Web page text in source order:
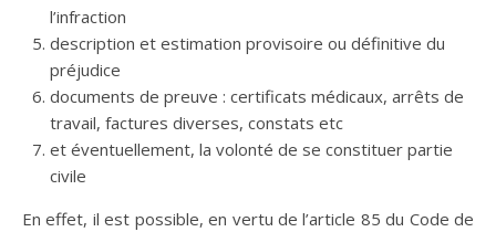
l’infraction
description et estimation provisoire ou définitive du
préjudice
documents de preuve : certificats médicaux, arrêts de
travail, factures diverses, constats etc
et éventuellement, la volonté de se constituer partie
civile
En effet, il est possible, en vertu de l’article 85 du Code de